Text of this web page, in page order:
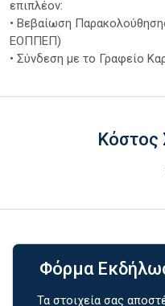
επιπλέον:
• Βεβαίωση
ΕΟΠΠΕΠ)
• Σύνδεση με το Γραφείο
Κόστος
Φόρμα
Τα στοιχεία σας